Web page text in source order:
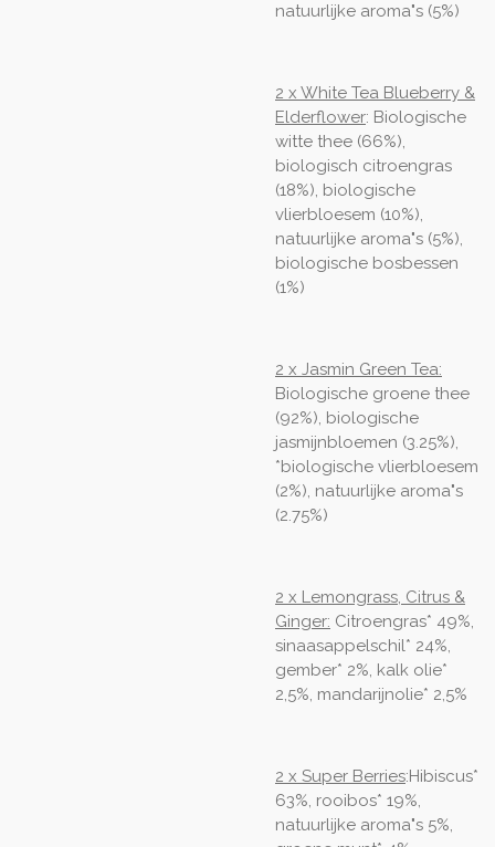
natuurlijke aroma"s (5%)
2 x White Tea Blueberry &
Elderflower: Biologische
witte thee (66%),
biologisch citroengras
(18%), biologische
vlierbloesem (10%),
natuurlijke aroma"s (5%),
biologische bosbessen
(1%)
2 x Jasmin Green Tea:
Biologische groene thee
(92%), biologische
jasmijnbloemen (3.25%),
*biologische vlierbloesem
(2%), natuurlijke aroma"s
(2.75%)
2 x Lemongrass, Citrus &
Ginger: Citroengras* 49%,
sinaasappelschil* 24%,
gember* 2%, kalk olie*
2,5%, mandarijnolie* 2,5%
2 x Super Berries:Hibiscus*
63%, rooibos* 19%,
natuurlijke aroma"s 5%,